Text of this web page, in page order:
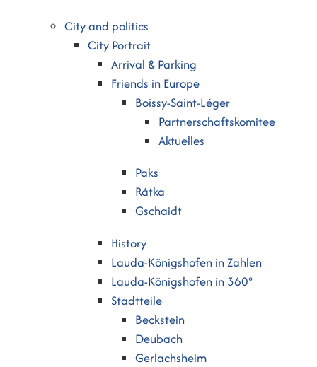
City and politics
City Portrait
Arrival & Parking
Friends in Europe
Boissy-Saint-Léger
Partnerschaftskomitee
Aktuelles
Paks
Rátka
Gschaidt
History
Lauda-Königshofen in Zahlen
Lauda-Königshofen in 360°
Stadtteile
Beckstein
Deubach
Gerlachsheim